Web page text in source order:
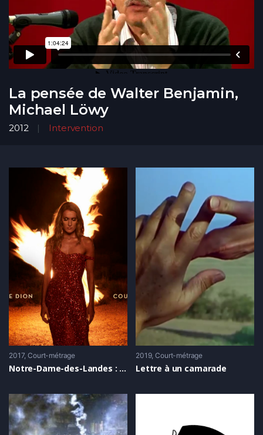
La pensée de Walter Benjamin,
Michael Löwy
2012 Intervention
2017 Court-métrage
Notre-Dame-des-Landes : Céline Dion soutient la ZAD !
2019 Court-métrage
Lettre à un camarade